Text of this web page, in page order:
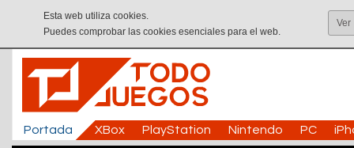
Esta web utiliza cookies.
Puedes comprobar las cookies esenciales para el web.
Ver
Portada XBox PlayStation Nintendo PC